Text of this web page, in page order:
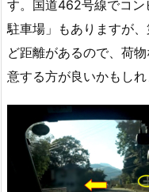
す。国道462号線でコ
駐車場」もありますが
ど距離があるので、荷
意する方が良いかもしれ